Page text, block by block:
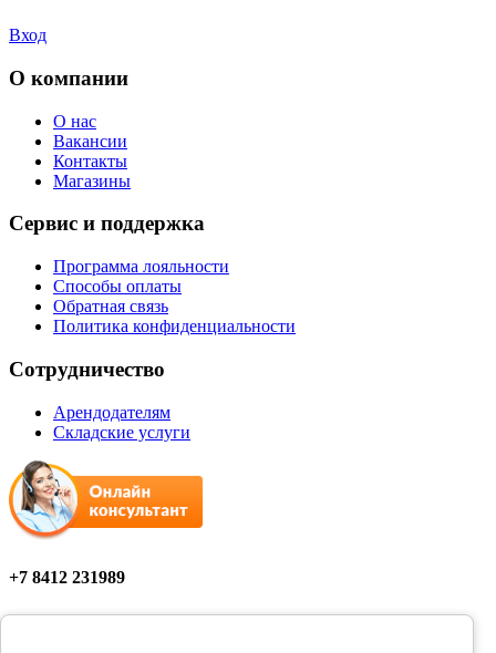
Вход
О компании
О нас
Вакансии
Контакты
Магазины
Сервис и поддержка
Программа лояльности
Способы оплаты
Обратная связь
Политика конфиденциальности
Сотрудничество
Арендодателям
Складские услуги
+7 8412 231989
Мы в соцсетях